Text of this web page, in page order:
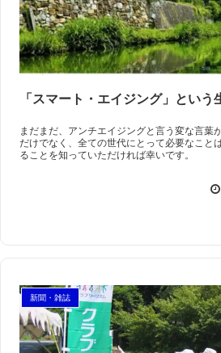
「スマート・エイジング」という
まだまだ、アンチエイジングと言う変な言葉
だけでなく、全ての世代にとって必要なこと
ることを知っていただければ幸いです。
新聞・雑誌